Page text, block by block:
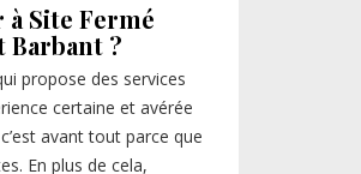
Site Fermé
Barbant ?
propose des services
certaine et avérée
avant tout parce que
En plus de cela,